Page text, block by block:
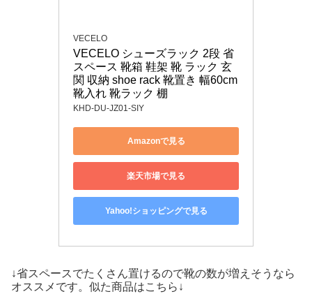
VECELO
VECELO シューズラック 2段 省
スペース 靴箱 鞋架 靴 ラック 玄
関 収納 shoe rack 靴置き 幅60cm
靴入れ 靴ラック 棚
KHD-DU-JZ01-SIY
Amazonで見る
楽天市場で見る
Yahoo!ショッピングで見る
↓省スペースでたくさん置けるので靴の数が増えそうなら
オススメです。似た商品はこちら↓